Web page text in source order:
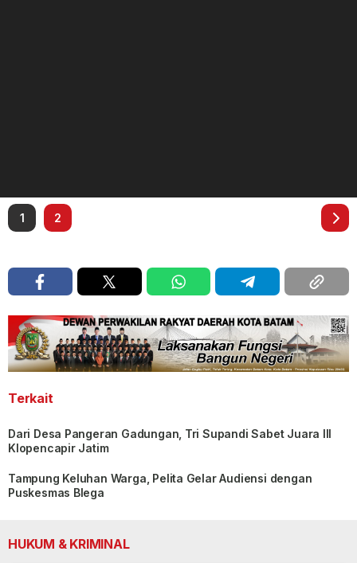
1 2
Terkait
Dari Desa Pangeran Gadungan, Tri Supandi Sabet Juara III
Klopencapir Jatim
Tampung Keluhan Warga, Pelita Gelar Audiensi dengan
Puskesmas Blega
HUKUM & KRIMINAL